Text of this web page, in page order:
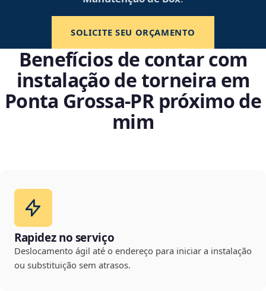
SOLICITE SEU ORÇAMENTO
Benefícios de contar com
instalação de torneira em
Ponta Grossa‑PR próximo de
mim
Rapidez no serviço
Deslocamento ágil até o endereço para iniciar a instalação
ou substituição sem atrasos.